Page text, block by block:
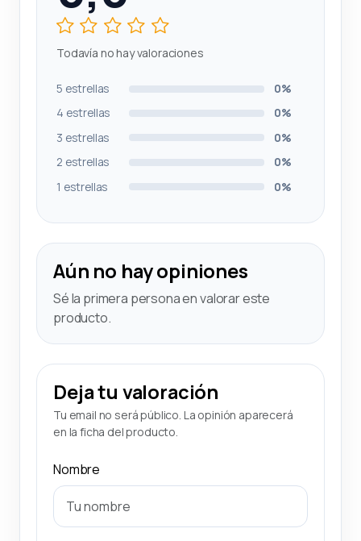
Todavía no hay valoraciones
5 estrellas
0%
4 estrellas
0%
3 estrellas
0%
2 estrellas
0%
1 estrellas
0%
Aún no hay opiniones
Sé la primera persona en valorar este
producto.
Deja tu valoración
Tu email no será público. La opinión aparecerá
en la ficha del producto.
Nombre